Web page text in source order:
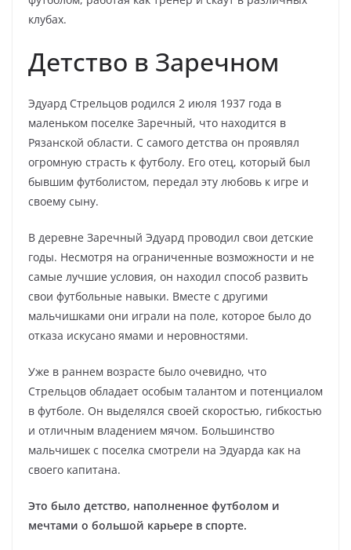
клубах.
Детство в Заречном
Эдуард Стрельцов родился 2 июля 1937 года в
маленьком поселке Заречный, что находится в
Рязанской области. С самого детства он проявлял
огромную страсть к футболу. Его отец, который был
бывшим футболистом, передал эту любовь к игре и
своему сыну.
В деревне Заречный Эдуард проводил свои детские
годы. Несмотря на ограниченные возможности и не
самые лучшие условия, он находил способ развить
свои футбольные навыки. Вместе с другими
мальчишками они играли на поле, которое было до
отказа искусано ямами и неровностями.
Уже в раннем возрасте было очевидно, что
Стрельцов обладает особым талантом и потенциалом
в футболе. Он выделялся своей скоростью, гибкостью
и отличным владением мячом. Большинство
мальчишек с поселка смотрели на Эдуарда как на
своего капитана.
Это было детство, наполненное футболом и
мечтами о большой карьере в спорте.